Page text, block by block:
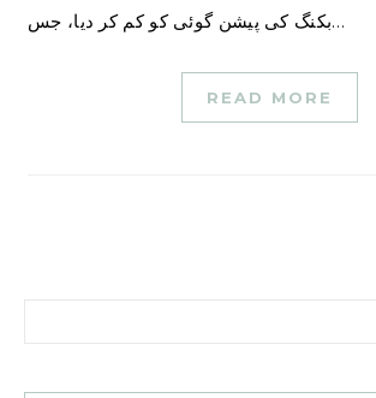
بکنگ کی پیشن گوئی کو کم کر دیا، جس…
READ MORE